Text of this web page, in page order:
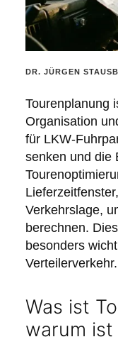
POSTED
DR. JÜRGEN
Tourenplanung
Organisation
für LKW-
senken und die
Verkehrslage,
berechnen.
besonders
Verteilerverkehr.
Was ist
warum